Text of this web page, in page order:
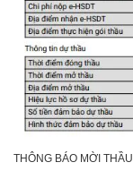
THÔNG BÁO MỜI THẦU